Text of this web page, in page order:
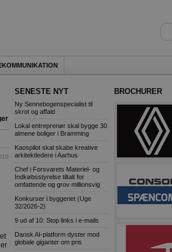
SENESTE NYT
Ny Sennebogenspecialist til
skrot og affald
Lokal entreprenør skal bygge 30
almene boliger i Bramming
Kaospilot skal skabe kreative
arkitektledere i Aarhus
Chef i Forsvarets Materiel- og
Indkøbsstyrelse tiltalt for
omfattende og grov millionsvig
Konkurser i byggeriet (Uge
32/2026-2)
9 ud af 10: Stop links i e-mails
Dansk AI-platform dyster mod
globale giganter om pris
BROCHURER